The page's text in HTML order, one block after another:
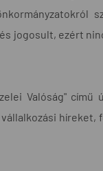
jogosult, ezért
Valóság"
híreket,